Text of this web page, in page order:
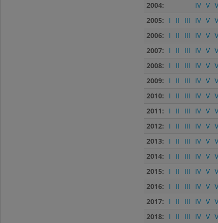
2004: IV V
2005:
I II III IV V
2006:
I II III IV V
2007:
I II III IV V
2008:
I II III IV V
2009:
I II III IV V
2010:
I II III IV V
2011:
I II III IV V
2012:
I II III IV V
2013:
I II III IV V
2014:
I II III IV V
2015:
I II III IV V
2016:
I II III IV V
2017:
I II III IV V
2018:
I II III IV V